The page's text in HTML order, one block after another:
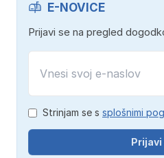
E-NOVICE
Prijavi se na pregled
Strinjam se s splošnimi
Prijavi